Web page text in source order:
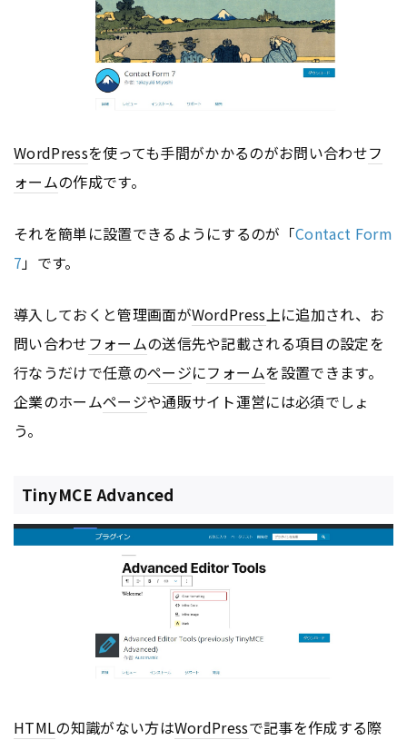
WordPressを使っても手間がかかるのがお問い合わせフ
ォームの作成です。
それを簡単に設置できるようにするのが「Contact Form
7」です。
導入しておくと管理画面がWordPress上に追加され、お
問い合わせフォームの送信先や記載される項目の設定を
行なうだけで任意のページにフォームを設置できます。
企業のホームページや通販サイト運営には必須でしょ
う。
TinyMCE Advanced
HTMLの知識がない方はWordPressで記事を作成する際